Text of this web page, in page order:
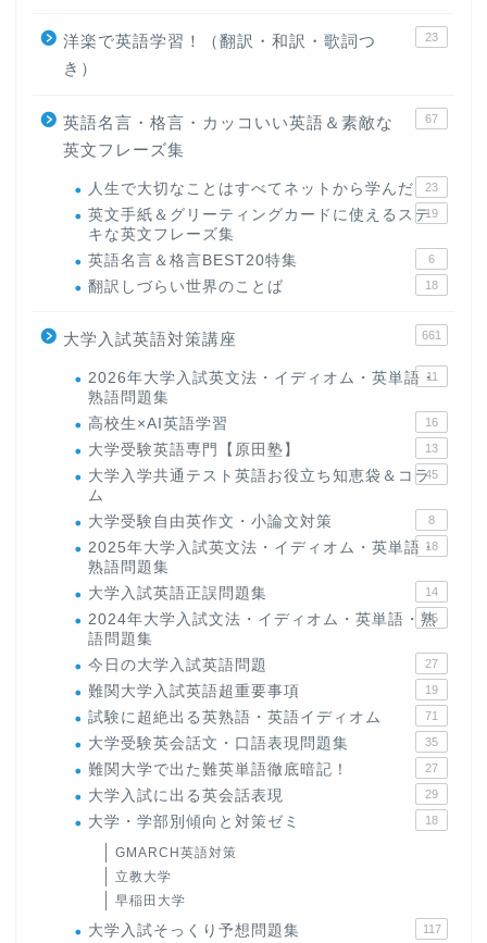
洋楽で英語学習！（翻訳・和訳・歌詞つ
き）
23
英語名言・格言・カッコいい英語＆素敵な
英文フレーズ集
67
人生で大切なことはすべてネットから学んだ 23
英文手紙＆グリーティングカードに使えるステ
キな英文フレーズ集
19
英語名言＆格言BEST20特集 6
翻訳しづらい世界のことば 18
大学入試英語対策講座 661
2026年大学入試英文法・イディオム・英単語・
熟語問題集
11
高校生×AI英語学習 16
大学受験英語専門【原田塾】 13
大学入学共通テスト英語お役立ち知恵袋＆コラ
ム
45
大学受験自由英作文・小論文対策 8
2025年大学入試英文法・イディオム・英単語・
熟語問題集
18
大学入試英語正誤問題集 14
2024年大学入試文法・イディオム・英単語・熟
語問題集
15
今日の大学入試英語問題 27
難関大学入試英語超重要事項 19
試験に超絶出る英熟語・英語イディオム 71
大学受験英会話文・口語表現問題集 35
難関大学で出た難英単語徹底暗記！ 27
大学入試に出る英会話表現 29
大学・学部別傾向と対策ゼミ 18
GMARCH英語対策
立教大学
早稲田大学
大学入試そっくり予想問題集 117